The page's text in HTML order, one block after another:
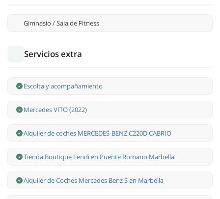
Gimnasio / Sala de Fitness
Servicios extra
Escolta y acompañamiento
Mercedes VITO (2022)
Alquiler de coches MERCEDES-BENZ C220D CABRIO
Tienda Boutique Fendi en Puente Romano Marbella
Alquiler de Coches Mercedes Benz S en Marbella